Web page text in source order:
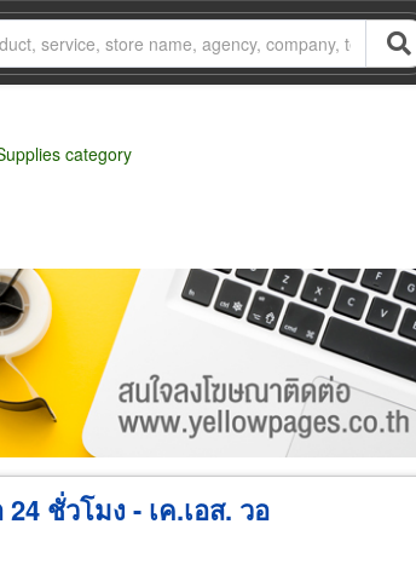
category
Dealer Exporter/Importer Service Business
ชั่วโมง - เค.เอส. วอ